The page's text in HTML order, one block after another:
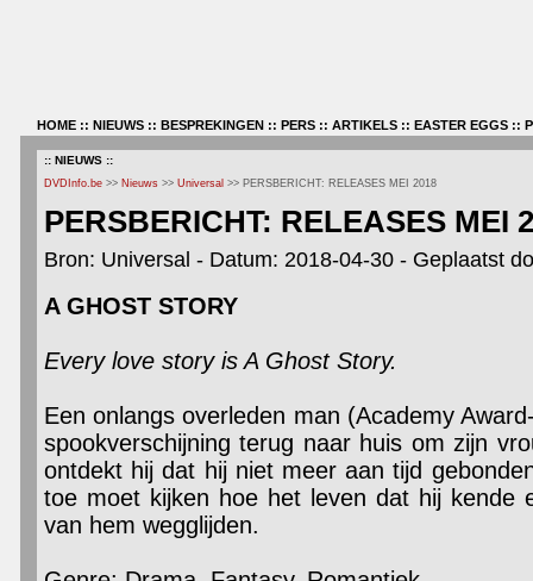
HOME :: NIEUWS :: BESPREKINGEN :: PERS :: ARTIKELS :: EASTER EGGS ::
:: NIEUWS ::
DVDInfo.be >> Nieuws >> Universal >> PERSBERICHT: RELEASES MEI 2018
PERSBERICHT: RELEASES MEI
Bron: Universal - Datum: 2018-04-30 - Geplaatst
A GHOST STORY
Every love story is A Ghost Story.
Een onlangs overleden man (Academy
spookverschijning terug naar huis om zijn
ontdekt hij dat hij niet meer aan tijd
toe moet kijken hoe het leven dat hij kende
van hem wegglijden.